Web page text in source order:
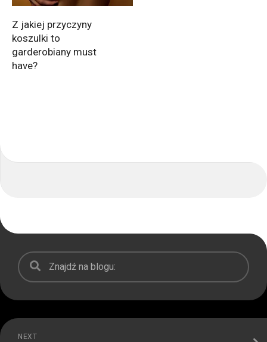
Z jakiej przyczyny
koszulki to
garderobiany must
have?
NEXT